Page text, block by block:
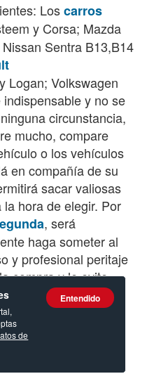
Loscarros
y Corsa; Mazda
Sentra B13,B14
Logan; Volkswagen
y no se
circunstancia,
mucho, compare
o los vehículos
en compañía de su
sacar valiosas
hora de elegir. Por
, será
haga someter al
y profesional peritaje
compra y le evite
de
Entendido